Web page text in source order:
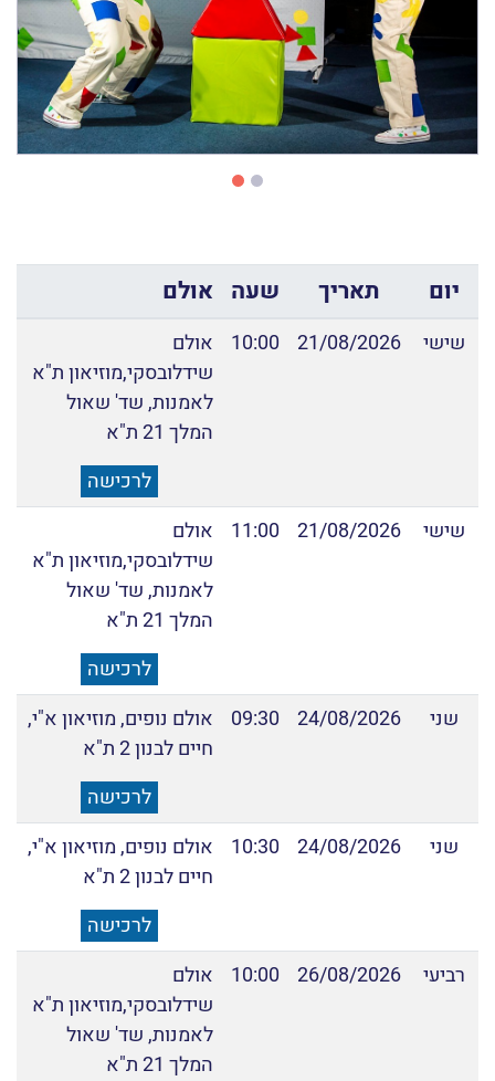
יום תאריך שעה אולם
שישי 21/08/2026
10:00
אולם
שידלובסקי,מוזיאון ת"א
לאמנות, שד' שאול
המלך 21 ת"א
לרכישה
שישי
21/08/2026
11:00
אולם
שידלובסקי,מוזיאון ת"א
לאמנות, שד' שאול
המלך 21 ת"א
לרכישה
שני
24/08/2026
09:30
אולם נופים, מוזיאון א"י,
חיים לבנון 2 ת"א
לרכישה
שני
24/08/2026
10:30
אולם נופים, מוזיאון א"י,
חיים לבנון 2 ת"א
לרכישה
רביעי
26/08/2026
10:00
אולם
שידלובסקי,מוזיאון ת"א
לאמנות, שד' שאול
המלך 21 ת"א